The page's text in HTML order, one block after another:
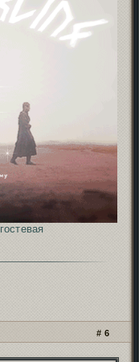
гостевая
6